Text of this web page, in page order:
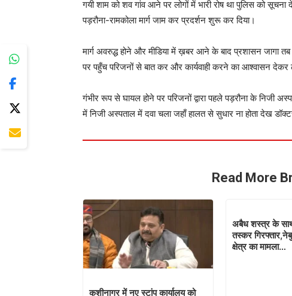
गयी शाम को शव गांव आने पर लोगों में भारी रोष था पुलिस को
पड़रौना-रामकोला मार्ग जाम कर प्रदर्शन शुरू कर दिया।
मार्ग अवरुद्ध होने और मीडिया में ख़बर आने के बाद प्रशासन जागा
पर पहुँच परिजनों से बात कर और कार्यवाही करने का आश्वासन देकर
गंभीर रूप से घायल होने पर परिजनों द्वारा पहले पड़रौना के निजी
में निजी अस्पताल में दवा चला जहाँ हालत से सुधार ना होता देख
Read More
कुशीनागर में नए स्टांप कार्यालय को
अबैध शस्त्र के
तस्कर
क्षेत्र का मामला…